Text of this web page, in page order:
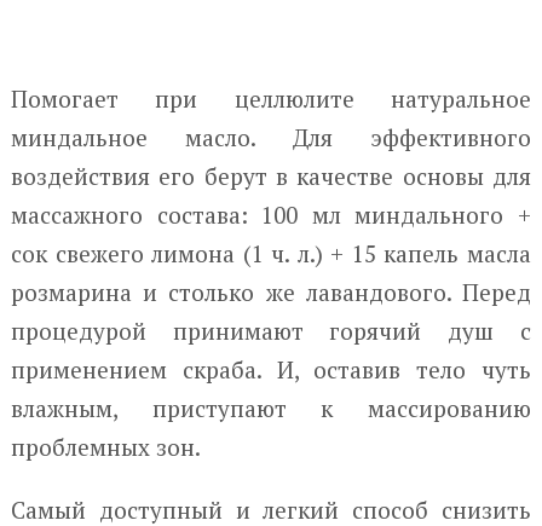
Помогает при целлюлите натуральное
миндальное масло. Для эффективного
воздействия его берут в качестве основы для
массажного состава: 100 мл миндального +
сок свежего лимона (1 ч. л.) + 15 капель масла
розмарина и столько же лавандового. Перед
процедурой принимают горячий душ с
применением скраба. И, оставив тело чуть
влажным, приступают к массированию
проблемных зон.
Самый доступный и легкий способ снизить